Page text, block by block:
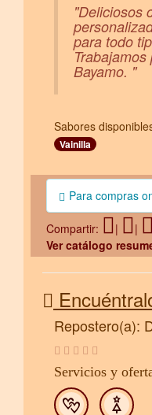
"Deliciosos
para todo
Bayamo. "
Sabores
Vainilla
Para compras
Compartir: | |
Ver catálogo
Repostero(a):
Servicios y